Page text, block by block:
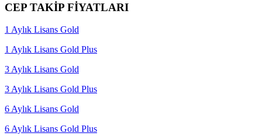
CEP TAKİP FİYATLARI
1 Aylık Lisans Gold
1 Aylık Lisans Gold Plus
3 Aylık Lisans Gold
3 Aylık Lisans Gold Plus
6 Aylık Lisans Gold
6 Aylık Lisans Gold Plus